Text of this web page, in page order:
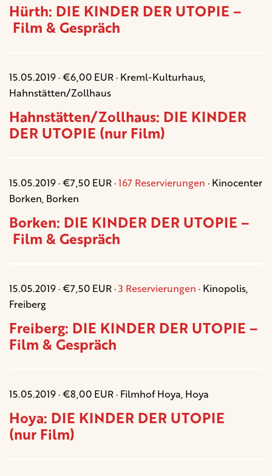
Hürth: DIE KINDER DER UTOPIE –
Film & Gespräch
15.05.2019 · €6,00 EUR · Kreml-Kulturhaus,
Hahnstätten/Zollhaus
Hahnstätten/Zollhaus: DIE KINDER
DER UTOPIE (nur Film)
15.05.2019 · €7,50 EUR ·167 Reservierungen · Kinocenter
Borken, Borken
Borken: DIE KINDER DER UTOPIE –
Film & Gespräch
15.05.2019 · €7,50 EUR ·3 Reservierungen · Kinopolis,
Freiberg
Freiberg: DIE KINDER DER UTOPIE –
Film & Gespräch
15.05.2019 · €8,00 EUR · Filmhof Hoya, Hoya
Hoya: DIE KINDER DER UTOPIE
(nur Film)